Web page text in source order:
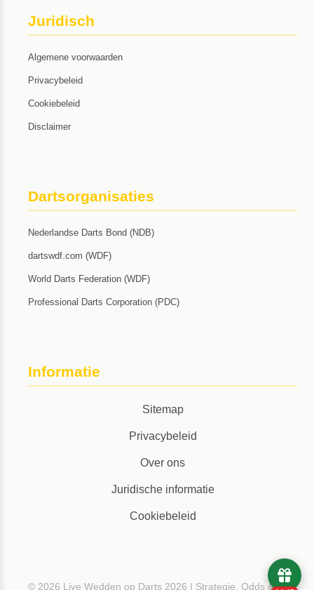
Juridisch
Algemene voorwaarden
Privacybeleid
Cookiebeleid
Disclaimer
Dartsorganisaties
Nederlandse Darts Bond (NDB)
dartswdf.com (WDF)
World Darts Federation (WDF)
Professional Darts Corporation (PDC)
Informatie
Sitemap
Privacybeleid
Over ons
Juridische informatie
Cookiebeleid
© 2026 Live Wedden op Darts 2026 | Strategie, Odds &